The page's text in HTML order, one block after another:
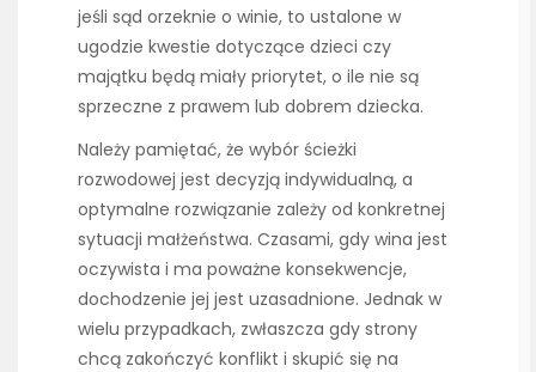
jeśli sąd orzeknie o winie, to ustalone w
ugodzie kwestie dotyczące dzieci czy
majątku będą miały priorytet, o ile nie są
sprzeczne z prawem lub dobrem dziecka.
Należy pamiętać, że wybór ścieżki
rozwodowej jest decyzją indywidualną, a
optymalne rozwiązanie zależy od konkretnej
sytuacji małżeństwa. Czasami, gdy wina jest
oczywista i ma poważne konsekwencje,
dochodzenie jej jest uzasadnione. Jednak w
wielu przypadkach, zwłaszcza gdy strony
chcą zakończyć konflikt i skupić się na